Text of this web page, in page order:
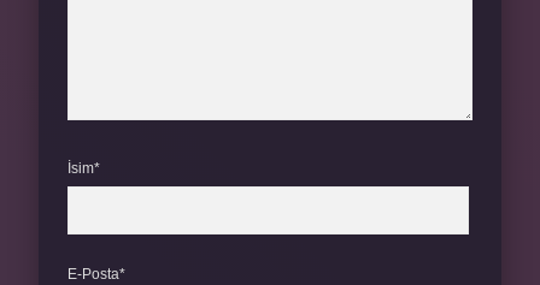
İsim*
E-Posta*